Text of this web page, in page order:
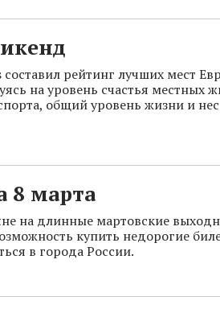
составил рейтинг лучших мест
на уровень счастья местных
общий уровень жизни и
8 марта
на длинные мартовские
купить недорогие
в города России.